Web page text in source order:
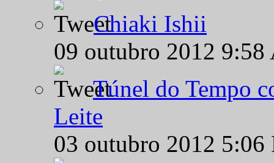
Chiaki Ishii
09 outubro 2012
Túnel do Tempo
Leite
03 outubro 2012